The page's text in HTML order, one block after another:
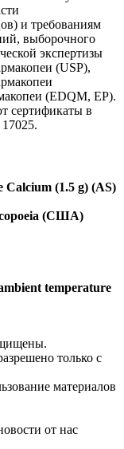
и требованиям
выборочного
экспертизы
(USP),
(EDQM, EP).
сертификаты в
Calcium (1.5 g) (AS)
(США)
temperature
только с
материалов
от нас